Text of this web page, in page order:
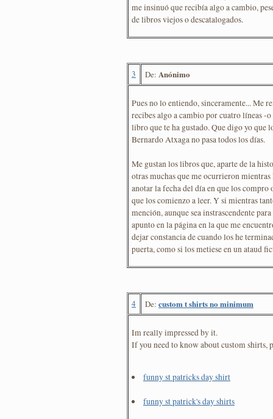
me insinuó que recibía algo a cambio,
de libros viejos o descatalogados.
3 De: Anónimo
Pues no lo entiendo, sinceramente... Me
recibes algo a cambio por cuatro líneas -
libro que te ha gustado. Que digo yo que
Bernardo Atxaga no pasa todos los días.
Me gustan los libros que, aparte de la
otras muchas que me ocurrieron
anotar la fecha del día en que los compro
que los comienzo a leer. Y si mientras
mención, aunque sea instrascendente
apunto en la página en la que me
dejar constancia de cuando los he
puerta, como si los metiese en un ataud
4 De: custom t shirts no minimum
Im really impressed by it.
If you need to know about custom shirts,
funny st patricks day shirt
funny st patrick's day shirts